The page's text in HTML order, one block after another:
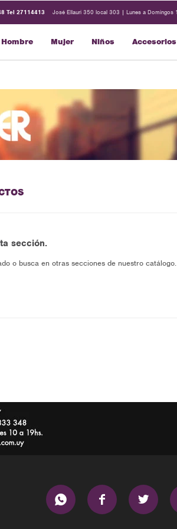
Hombre Mujer Niños Accesorios
Tel 27114413 José Ellauri 350 local 303 | Lunes a Domingos
sección.
o busca en otras secciones de nuestro catálogo.
  